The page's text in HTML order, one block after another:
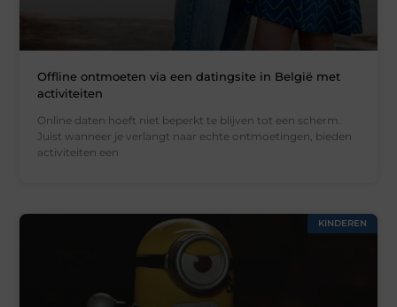
Offline ontmoeten via een datingsite in België met
activiteiten
Online daten hoeft niet beperkt te blijven tot een scherm.
Juist wanneer je verlangt naar echte ontmoetingen, bieden
activiteiten een
KINDEREN